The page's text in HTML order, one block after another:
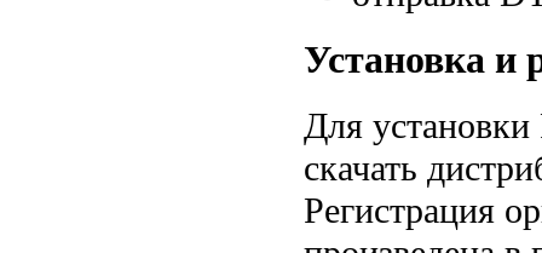
Установка и
Для
скачать
Регистрация